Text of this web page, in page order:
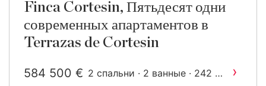
Finca Cortesin, Пятьдесят одни
современных апартаментов в
Terrazas de Cortesin
584 500 € 2 спальни · 2 ванные · 242 m ›